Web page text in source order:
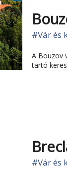
#Vár és
A Bouzov
tartó
#Vár és